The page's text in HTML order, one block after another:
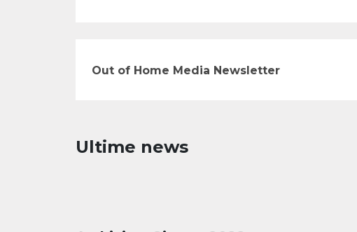
Out of Home Media Newsletter
Ultime news